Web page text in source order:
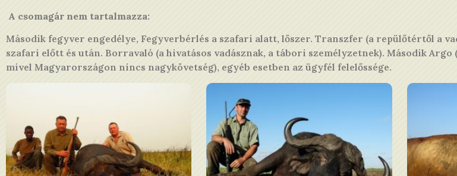
A csomagár nem tartalmazza:
Második fegyver engedélye, Fegyverbérlés a szafari alatt, lőszer. Transzfer (a repülőtértől a
szafari előtt és után. Borravaló (a hivatásos vadásznak, a tábori személyzetnek). Második
mivel Magyarországon nincs nagykövetség), egyéb esetben az ügyfél felelőssége.